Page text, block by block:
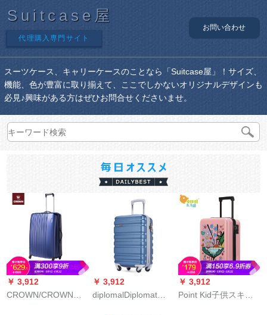
Suitcase屋
代理購入専門サイト
お問い合わせ
スーツケース、キャリーケースのことなら「Suitcase屋」！サイズ、
機能、色が豊富に取り揃えて、ここでしかないオリジナルデザインも
必見♪興味がある方はぜひお問合せくださいませ。
￥ 3,912
CROWN/CROWNス
￥ 3,912
diplomalDiplomat
￥ 3,912
Point Kid子供スキー